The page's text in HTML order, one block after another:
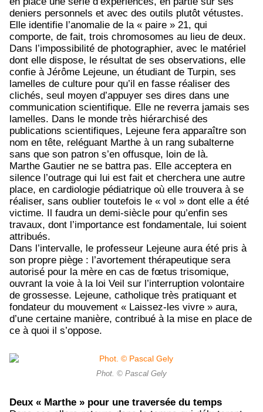
deniers personnels et avec des outils plutôt vétustes.
Elle identifie l’anomalie de la « paire » 21, qui
comporte, de fait, trois chromosomes au lieu de deux.
Dans l’impossibilité de photographier, avec le matériel
dont elle dispose, le résultat de ses observations, elle
confie à Jérôme Lejeune, un étudiant de Turpin, ses
lamelles de culture pour qu’il en fasse réaliser des
clichés, seul moyen d’appuyer ses dires dans une
communication scientifique. Elle ne reverra jamais ses
lamelles. Dans le monde très hiérarchisé des
publications scientifiques, Lejeune fera apparaître son
nom en tête, reléguant Marthe à un rang subalterne
sans que son patron s’en offusque, loin de là.
Marthe Gautier ne se battra pas. Elle acceptera en
silence l’outrage qui lui est fait et cherchera une autre
place, en cardiologie pédiatrique où elle trouvera à se
réaliser, sans oublier toutefois le « vol » dont elle a été
victime. Il faudra un demi-siècle pour qu’enfin ses
travaux, dont l’importance est fondamentale, lui soient
attribués.
Dans l’intervalle, le professeur Lejeune aura été pris à
son propre piège : l’avortement thérapeutique sera
autorisé pour la mère en cas de fœtus trisomique,
ouvrant la voie à la loi Veil sur l’interruption volontaire
de grossesse. Lejeune, catholique très pratiquant et
fondateur du mouvement « Laissez-les vivre » aura,
d’une certaine manière, contribué à la mise en place de
ce à quoi il s’oppose.
Phot. © Pascal Gely
Deux « Marthe » pour une traversée du temps